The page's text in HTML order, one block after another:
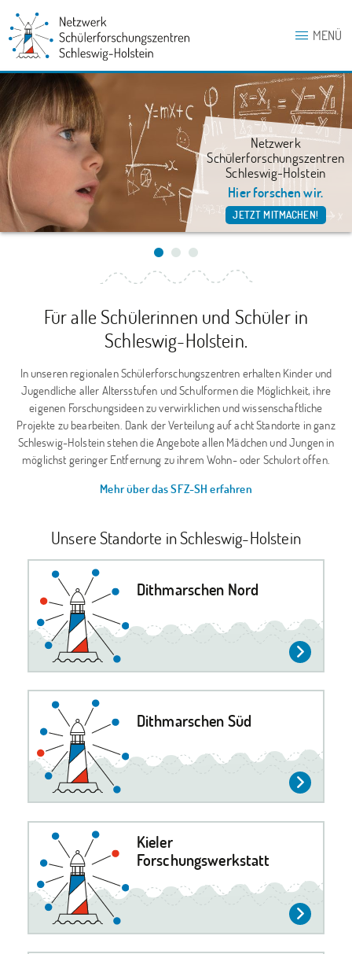
MENÜ
Netzwerk
Schülerforschungszentren
Schleswig-Holstein
Hier forschen wir.
JETZT MITMACHEN!
Für alle Schülerinnen und Schüler in
Schleswig-Holstein.
In unseren regionalen Schülerforschungszentren erhalten Kinder und
Jugendliche aller Altersstufen und Schulformen die Möglichkeit, ihre
eigenen Forschungsideen zu verwirklichen und wissenschaftliche
Projekte zu bearbeiten. Dank der Verteilung auf acht Standorte in ganz
Schleswig-Holstein stehen die Angebote allen Mädchen und Jungen in
möglichst geringer Entfernung zu ihrem Wohn- oder Schulort offen.
Mehr über das SFZ-SH erfahren
Unsere Standorte in Schleswig-Holstein
Dithmarschen Nord
Dithmarschen Süd
Kieler
Forschungswerkstatt